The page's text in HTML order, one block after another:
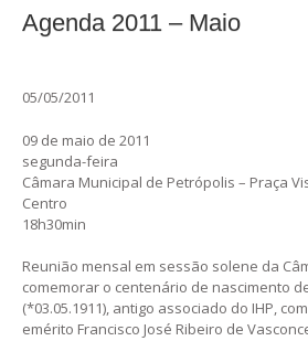
Agenda 2011 – Maio
05/05/2011
09 de maio de 2011
segunda-feira
Câmara Municipal de Petrópolis – Praça
Centro
18h30min
Reunião mensal em sessão solene da
comemorar o centenário de nascimento
(*03.05.1911), antigo associado do IHP,
emérito Francisco José Ribeiro de